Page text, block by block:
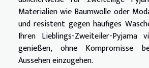
Materialien wie Baumwolle oder
und resistent gegen häufiges
Ihren Lieblings-Zweiteiler-Pyjama
genießen, ohne Kompromisse
Aussehen einzugehen.